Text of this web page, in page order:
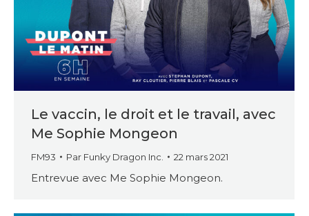
Le vaccin, le droit et le travail, avec
Me Sophie Mongeon
FM93 Par Funky Dragon Inc. 22 mars 2021
Entrevue avec Me Sophie Mongeon.